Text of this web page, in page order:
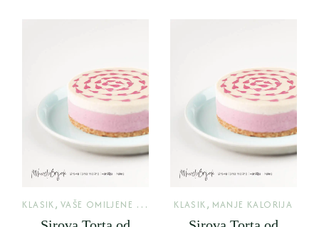
KLASIK, VAŠE OMILJENE TORTE KLASIK, MANJE KALORIJA